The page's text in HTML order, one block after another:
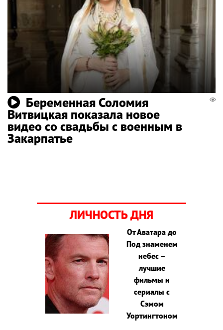
Беременная Соломия
Витвицкая показала новое
видео со свадьбы с военным в
Закарпатье
ЛИЧНОСТЬ ДНЯ
От Аватара до
Под знаменем
небес –
лучшие
фильмы и
сериалы с
Сэмом
Уортингтоном